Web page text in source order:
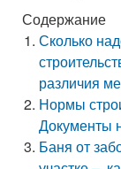
Содержание
Сколько
различия
Нормы
Документы
Баня от